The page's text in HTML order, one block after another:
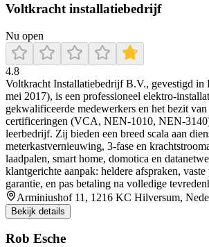
Voltkracht installatiebedrijf
Nu open
4.8
Voltkracht Installatiebedrijf B.V., gevestigd in
mei 2017), is een professioneel
gekwalificeerde medewerkers en het bezit
certificeringen (VCA, NEN‑1010,
leerbedrijf. Zij bieden een breed scala aan
meterkastvernieuwing, 3‑fase en
laadpalen, smart home, domotica en
klantgerichte aanpak: heldere afspraken,
garantie, en pas betaling na volledige
Arminiushof 11, 1216 KC Hilversum,
Bekijk details
Rob Esche